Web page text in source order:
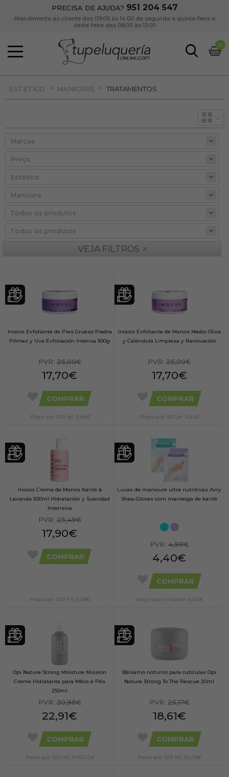
PRECISA DE AJUDA? 951 204 547
Atendimento ao cliente das 09:00 às 14:00 de segunda a quinta-feira e
sexta-feira das 08:00 às 13:00
0
ESTÉTICO » MANICURE » TRATAMENTOS
Preço
VEJA FILTROS »
Inocos Exfoliante de Pies Grueso Piedra
Pómez y Uva Exfoliación Intensa 500g
PVR:25,00€
17,70€
COMPRAR
Preço por 100 gr: 3,54€
Inocos Exfoliante de Manos Medio Oliva
y Caléndula Limpieza y Renovación
PVR: 25,00€
17,70€
COMPRAR
Preço por 100 gr: 3,54€
Inocos Crema de Manos Karité &
Lavanda 500ml Hidratación y Suavidad
Intensiva
PVR:25,49€
17,90€
COMPRAR
Preço por 100 Ml: 3,58€
Luvas de manicure ultra nutritivas Avry
Shea-Gloves com manteiga de karité
PVR: 4,99€
4,40€
COMPRAR
Preço por unidade: 4,40€
Opi Nature Strong Moisture Mission
Creme Hidratante para Mãos e Pés
250ml
PVR:30,98€
22,91€
COMPRAR
Preço por 100 Ml: 9.162,12€
Bálsamo noturno para cutículas Opi
Nature Strong To The Rescue 20ml
PVR: 25,17€
18,61€
COMPRAR
Preço por 100 Ml: 93,05€